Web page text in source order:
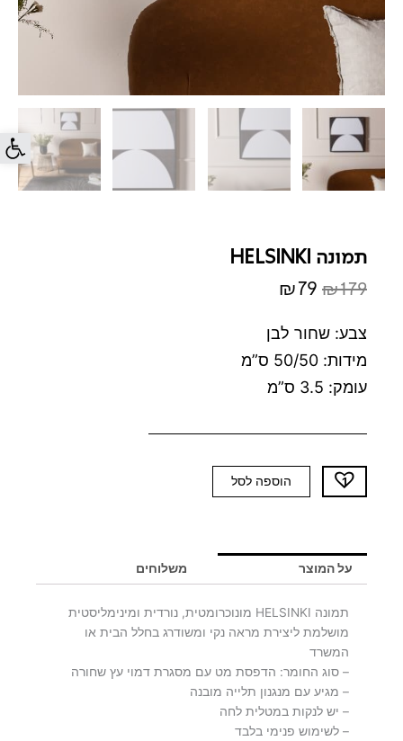
פתח
תמונה HELSINKI
₪179
המקורי
היה:
₪179.
₪79
הנוכחי
הוא:
₪79.
צבע: שחור לבן
מידות: 50/50 ס”מ
עומק: 3.5 ס”מ
כמות
של
הוספה לסל
על המוצר משלוחים
תמונה HELSINKI מונוכרומטית, נורדית ומינימליסטית
מושלמת ליצירת מראה נקי ומשודרג בחלל הבית או
המשרד
– סוג החומר: הדפסת מט עם מסגרת דמוי עץ שחורה
– מגיע עם מנגנון תלייה מובנה
– יש לנקות במטלית לחה
– לשימוש פנימי בלבד